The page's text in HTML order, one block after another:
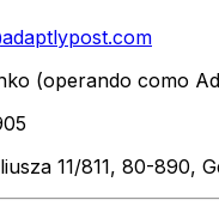
(operando como
11/811, 80-890,